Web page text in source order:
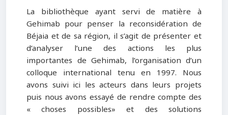
La bibliothèque ayant servi de matière à
Gehimab pour penser la reconsidération de
Béjaia et de sa région, il s’agit de présenter et
d’analyser l’une des actions les plus
importantes de Gehimab, l’organisation d’un
colloque international tenu en 1997. Nous
avons suivi ici les acteurs dans leurs projets
puis nous avons essayé de rendre compte des
« choses possibles» et des solutions